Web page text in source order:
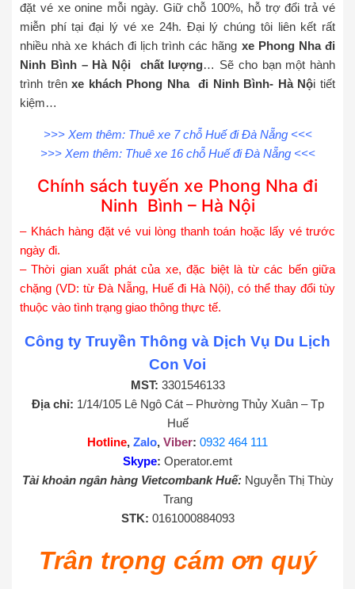
đặt vé xe onine mỗi ngày. Giữ chỗ 100%, hỗ trợ đổi trả vé
miễn phí tại đại lý vé xe 24h. Đại lý chúng tôi liên kết rất
nhiều nhà xe khách đi lịch trình các hãng xe Phong Nha đi
Ninh Bình – Hà Nội chất lượng… Sẽ cho bạn một hành
trình trênxe khách Phong Nha đi Ninh Bình- Hà Nội tiết
kiệm…
>>> Xem thêm: Thuê xe 7 chỗ Huế đi Đà Nẵng<<<
>>> Xem thêm: Thuê xe 16 chỗ Huế đi Đà Nẵng<<<
Chính sách tuyến xe Phong Nha đi
Ninh Bình – Hà Nội
– Khách hàng đặt vé vui lòng thanh toán hoặc lấy vé trước
ngày đi.
– Thời gian xuất phát của xe, đặc biệt là từ các bến giữa
chặng (VD: từ Đà Nẵng, Huế đi Hà Nội), có thể thay đổi tùy
thuộc vào tình trạng giao thông thực tế.
Công ty Truyền Thông và Dịch Vụ Du Lịch
Con Voi
MST: 3301546133
Địa chỉ: 1/14/105 Lê Ngô Cát – Phường Thủy Xuân – Tp
Huế
Hotline, Zalo, Viber: 0932 464 111
Skype: Operator.emt
Tài khoản ngân hàng Vietcombank Huế: Nguyễn Thị Thùy
Trang
STK: 0161000884093
Trân trọng cám ơn quý